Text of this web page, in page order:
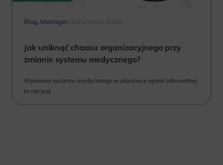
Blog, Manager28 kwietnia, 2026
Jak uniknąć chaosu organizacyjnego przy
zmianie systemu medycznego?
Wymiana systemu medycznego w placówce opieki zdrowotnej
to nie jest